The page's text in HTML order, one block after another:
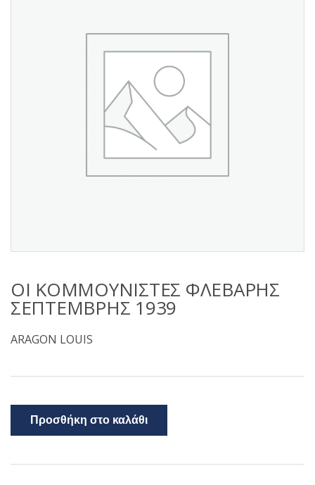
ΟΙ ΚΟΜΜΟΥΝΙΣΤΕΣ ΦΛΕΒΑΡΗΣ
ΣΕΠΤΕΜΒΡΗΣ 1939
ARAGON LOUIS
Προσθήκη στο καλάθι